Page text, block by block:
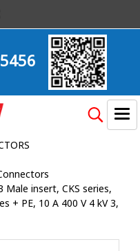
Male insert, CKS series,
+ PE, 10 A 400 V 4 kV 3,